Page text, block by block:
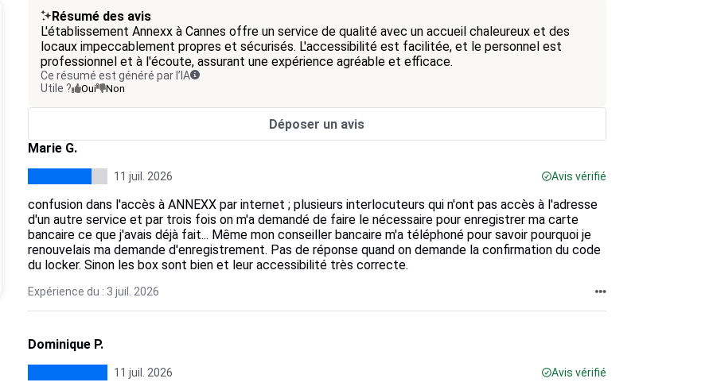
Résumé des avis
L'établissement Annexx à Cannes offre un service de qualité avec un accueil chaleureux et des
locaux impeccablement propres et sécurisés. L'accessibilité est facilitée, et le personnel est
professionnel et à l'écoute, assurant une expérience agréable et efficace.
Ce résumé est généré par l’IA
Utile ?
Oui Non
Déposer un avis
Marie G.
11 juil. 2026 Avis vérifié
confusion dans l'accès à ANNEXX par internet ; plusieurs interlocuteurs qui n'ont pas accès à l'adresse
d'un autre service et par trois fois on m'a demandé de faire le nécessaire pour enregistrer ma carte
bancaire ce que j'avais déjà fait... Même mon conseiller bancaire m'a téléphoné pour savoir pourquoi je
renouvelais ma demande d'enregistrement. Pas de réponse quand on demande la confirmation du code
du locker. Sinon les box sont bien et leur accessibilité très correcte.
Expérience du : 3 juil. 2026
Dominique P.
11 juil. 2026 Avis vérifié